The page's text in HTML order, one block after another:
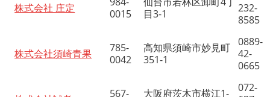
株式会社 庄定
0015
目3-1
232-
8585
株式会社須崎青果
785-
0042
高知県須崎市妙見町
351-1
0889-
42-
0665
567-
大阪府茨木市横江1-
072-